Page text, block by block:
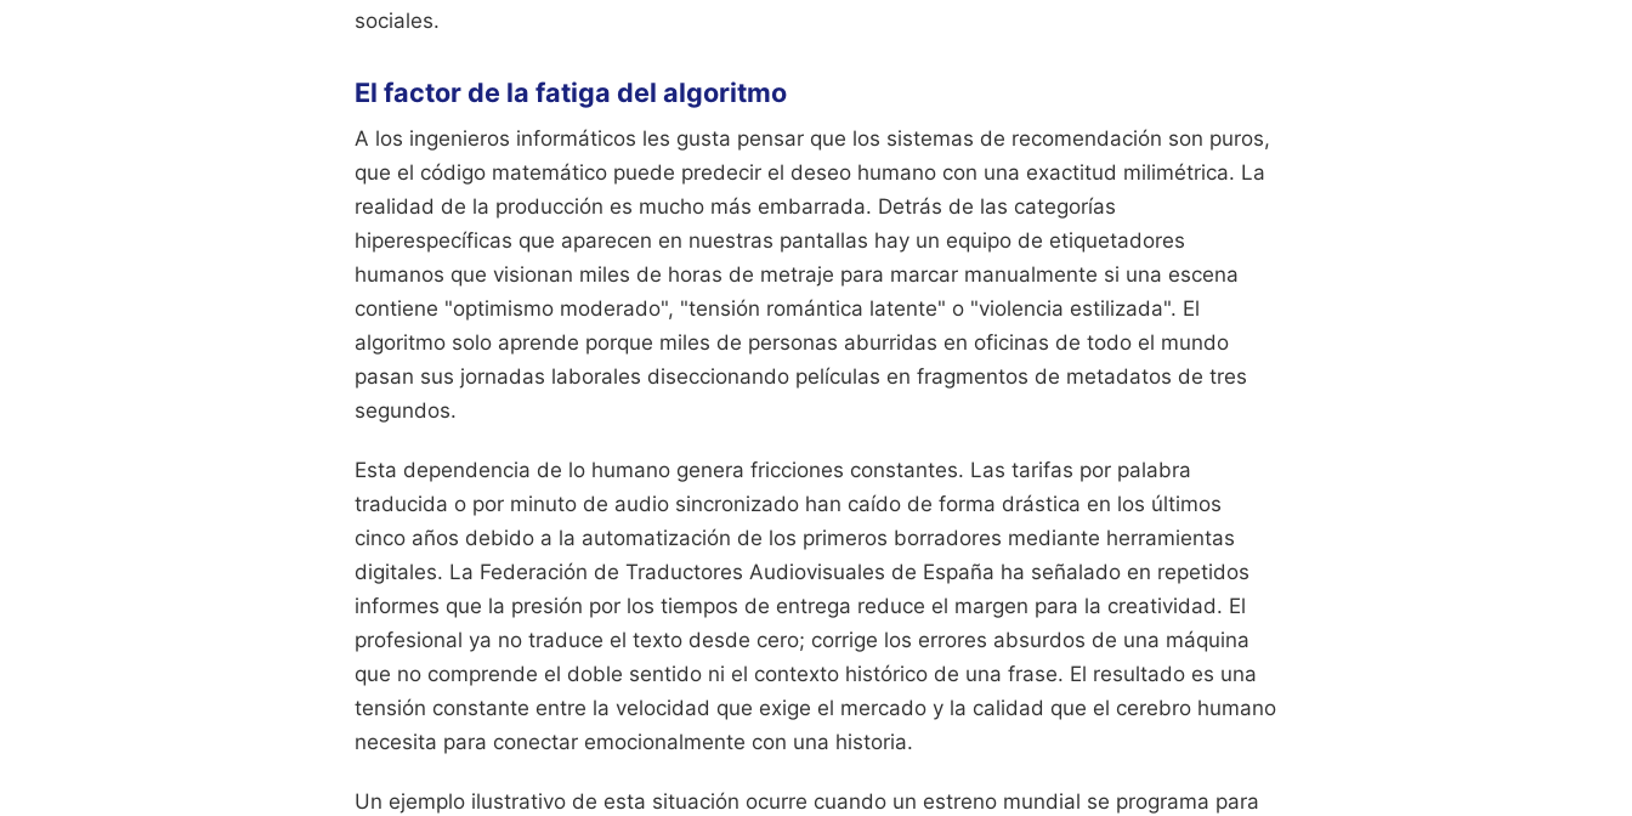
sociales.
El factor de la fatiga del algoritmo
A los ingenieros informáticos les gusta pensar que los sistemas de recomendación son puros,
que el código matemático puede predecir el deseo humano con una exactitud milimétrica. La
realidad de la producción es mucho más embarrada. Detrás de las categorías
hiperespecíficas que aparecen en nuestras pantallas hay un equipo de etiquetadores
humanos que visionan miles de horas de metraje para marcar manualmente si una escena
contiene "optimismo moderado", "tensión romántica latente" o "violencia estilizada". El
algoritmo solo aprende porque miles de personas aburridas en oficinas de todo el mundo
pasan sus jornadas laborales diseccionando películas en fragmentos de metadatos de tres
segundos.
Esta dependencia de lo humano genera fricciones constantes. Las tarifas por palabra
traducida o por minuto de audio sincronizado han caído de forma drástica en los últimos
cinco años debido a la automatización de los primeros borradores mediante herramientas
digitales. La Federación de Traductores Audiovisuales de España ha señalado en repetidos
informes que la presión por los tiempos de entrega reduce el margen para la creatividad. El
profesional ya no traduce el texto desde cero; corrige los errores absurdos de una máquina
que no comprende el doble sentido ni el contexto histórico de una frase. El resultado es una
tensión constante entre la velocidad que exige el mercado y la calidad que el cerebro humano
necesita para conectar emocionalmente con una historia.
Un ejemplo ilustrativo de esta situación ocurre cuando un estreno mundial se programa para